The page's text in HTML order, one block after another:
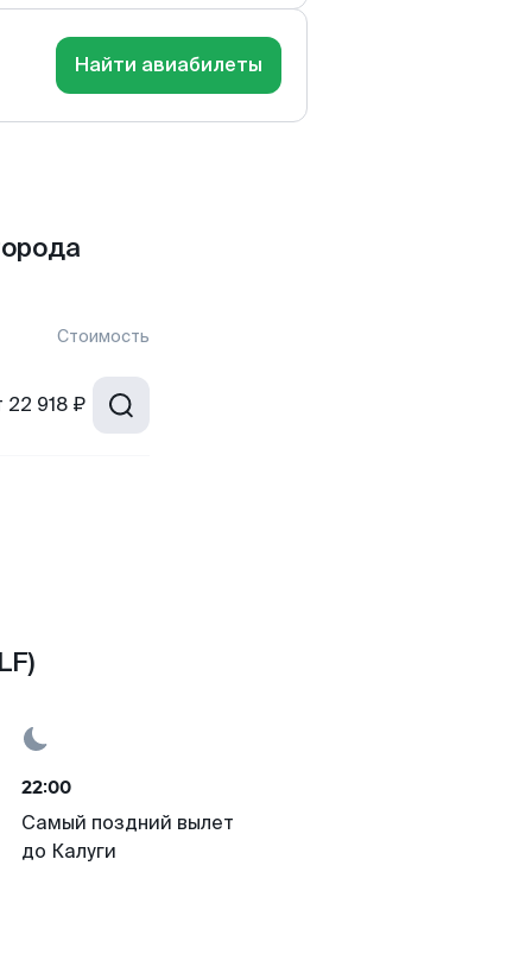
Найти авиабилеты
Стоимость
22 918 ₽
22:00
Самый поздний вылет
до Калуги